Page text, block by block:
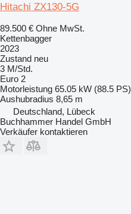
Hitachi ZX130-5G
89.500 € Ohne MwSt.
Kettenbagger
2023
Zustand neu
3 M/Std.
Euro 2
Motorleistung 65.05 kW (88.5 PS)
Aushubradius 8,65 m
Deutschland, Lübeck
Buchhammer Handel GmbH
Verkäufer kontaktieren